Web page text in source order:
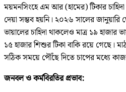
ময়মনসিংহে এম আর (হামের) টিকার
দেয়া সম্ভব হয়নি। ২০২৬ সালের জানুয়ারি
ভায়ালের চাহিদা থাকলেও মাত্র ১৯ হাজার
১৫ হাজার শিশুর টিকা বাকি রয়ে গেছে।
সঠিক সময়ে পৌঁছে দিতে চাপের মধ্যে
জনবল ও কর্মবিরতির প্রভাব: